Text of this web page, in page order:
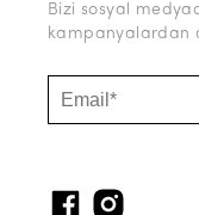
Bizi sosyal
kampanyalardan